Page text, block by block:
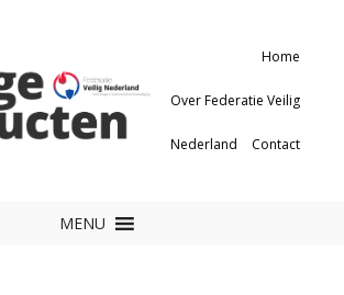
Home
Over Federatie Veilig
Nederland Contact
MENU